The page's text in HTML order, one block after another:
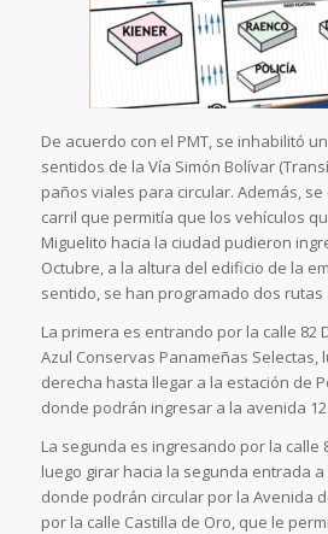
De acuerdo con el PMT, se inhabilitó
sentidos de la Vía Simón Bolívar
paños viales para circular. Además,
carril que permitía que los vehículos
Miguelito hacia la ciudad pudieron
Octubre, a la altura del edificio de la
sentido, se han programado dos rutas
La primera es entrando por la calle 82
Azul Conservas Panameñas Selectas,
derecha hasta llegar a la estación de
donde podrán ingresar a la avenida
La segunda es ingresando por la calle
luego girar hacia la segunda entrada
donde podrán circular por la Avenida
por la calle Castilla de Oro, que le